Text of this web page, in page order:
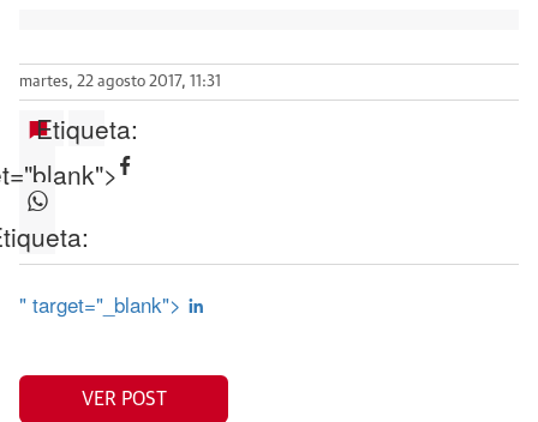
martes, 22 agosto 2017, 11:31
Etiqueta:
" target="_blank">
VER POST